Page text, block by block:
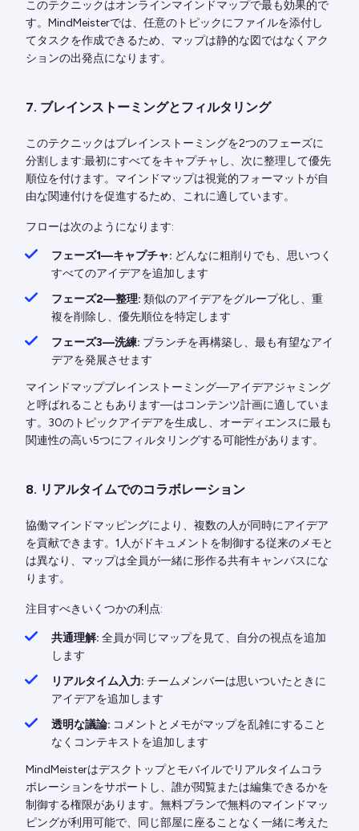
このテクニックはオンラインマインドマップで最も効果的で
す。MindMeisterでは、任意のトピックにファイルを添付し
てタスクを作成できるため、マップは静的な図ではなくアク
ションの出発点になります。
7. ブレインストーミングとフィルタリング
このテクニックはブレインストーミングを2つのフェーズに
分割します:最初にすべてをキャプチャし、次に整理して優先
順位を付けます。マインドマップは視覚的フォーマットが自
由な関連付けを促進するため、これに適しています。
フローは次のようになります:
フェーズ1—キャプチャ: どんなに粗削りでも、思いつく
すべてのアイデアを追加します
フェーズ2—整理: 類似のアイデアをグループ化し、重
複を削除し、優先順位を特定します
フェーズ3—洗練: ブランチを再構築し、最も有望なアイ
デアを発展させます
マインドマップブレインストーミング—アイデアジャミング
と呼ばれることもあります—はコンテンツ計画に適していま
す。30のトピックアイデアを生成し、オーディエンスに最も
関連性の高い5つにフィルタリングする可能性があります。
8. リアルタイムでのコラボレーション
協働マインドマッピングにより、複数の人が同時にアイデア
を貢献できます。1人がドキュメントを制御する従来のメモと
は異なり、マップは全員が一緒に形作る共有キャンバスにな
ります。
注目すべきいくつかの利点:
共通理解: 全員が同じマップを見て、自分の視点を追加
します
リアルタイム入力: チームメンバーは思いついたときに
アイデアを追加します
透明な議論: コメントとメモがマップを乱雑にすること
なくコンテキストを追加します
MindMeisterはデスクトップとモバイルでリアルタイムコラ
ボレーションをサポートし、誰が閲覧または編集できるかを
制御する権限があります。無料プランで無料のマインドマッ
ピングが利用可能で、同じ部屋に座ることなく一緒に考えた